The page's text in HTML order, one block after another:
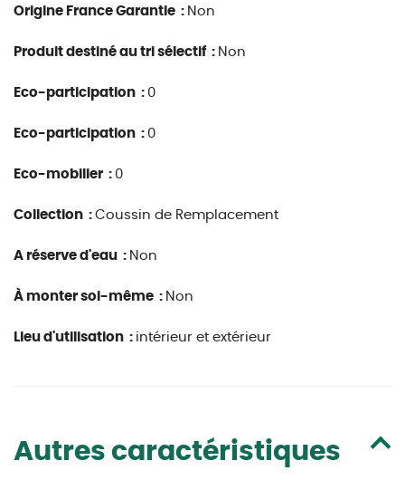
Origine France Garantie : Non
Produit destiné au tri sélectif : Non
Eco-participation : 0
Eco-participation : 0
Eco-mobilier : 0
Collection : Coussin de Remplacement
A réserve d'eau : Non
À monter soi-même : Non
Lieu d'utilisation : intérieur et extérieur
Autres caractéristiques